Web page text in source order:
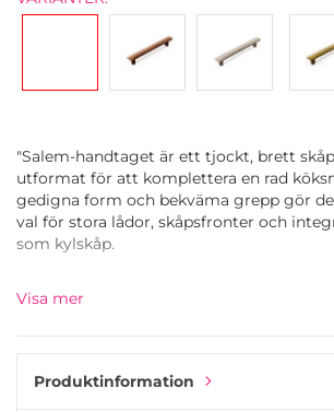
"Salem-handtaget är ett tjockt, brett
utformat för att komplettera en rad
gedigna form och bekväma grepp gör
val för stora lådor, skåpsfronter och
som kylskåp.
Handtaget är tillverkat av hållbar
en raffinerad vit bronsfinish och förseglat
Visa mer
Produktinformation